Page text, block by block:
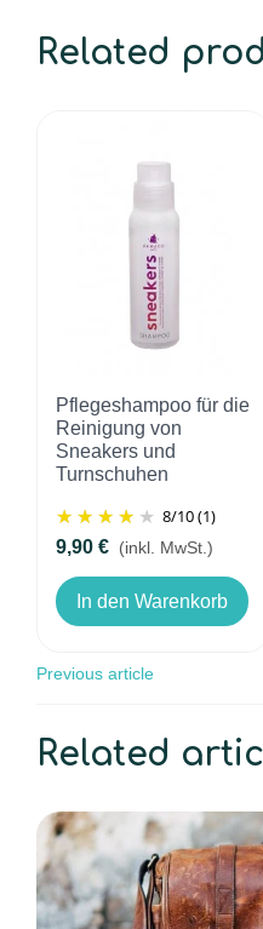
Related
Pflegeshampoo für die
Reinigung von
Sneakers und
Turnschuhen
8/10(1)
9,90 € (inkl. MwSt.)
In den Warenkorb
Previous article
Related